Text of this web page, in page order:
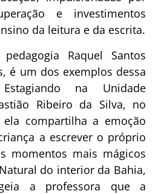
e investimentos
da leitura e da escrita.
Raquel Santos
é um dos exemplos dessa
Estagiando na Unidade
Ribeiro da Silva, no
ela compartilha a emoção
a escrever o próprio
momentos mais mágicos
do interior da Bahia,
a professora que a